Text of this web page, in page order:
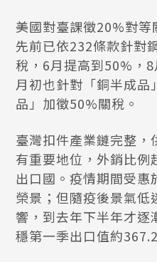
美國對臺課徵20%對
先前已依232條款針對
稅，6月提高到50%，
月初也針對「銅半成品
品」加徵50%關稅。
臺灣扣件產業鏈完整，
有重要地位，外銷比例
出口國。疫情期間受惠
榮景；但隨疫後景氣低
響，到去年下半年才逐
穩第一季出口值約